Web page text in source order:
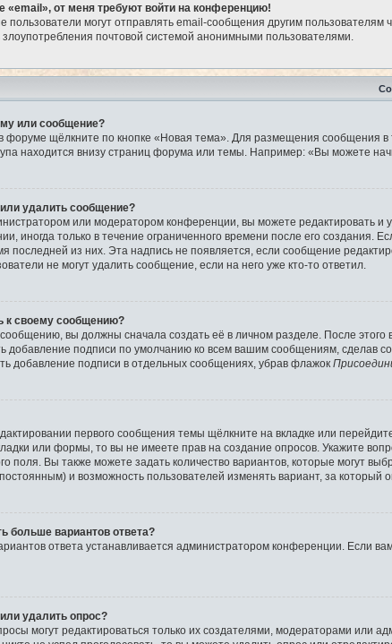
«email», от меня требуют войти на конференцию!
пользователи могут отправлять email-сообщения другим
злоупотребления почтовой системой анонимными пользователями.
или сообщение?
форуме щёлкните по кнопке «Новая тема». Для размещения сообщения
находится внизу страниц форума или темы. Например: «Вы можете
удалить сообщение?
или модератором конференции, вы можете редактировать
иногда только в течение ограниченного времени после его создания.
последней из них. Эта надпись не появляется, если сообщение
не могут удалить сообщение, если на него уже кто-то ответил.
к своему сообщению?
вы должны сначала создать её в личном разделе. После
добавление подписи по умолчанию ко всем вашим сообщениям, сделав
добавление подписи в отдельных сообщениях, убрав флажок
первого сообщения темы щёлкните на вкладке или
или формы, то вы не имеете прав на создание опросов. Укажите
поля. Вы также можете задать количество вариантов, которые могут
и возможность пользователей изменять вариант, за который
больше вариантов ответа?
ответа устанавливается администратором конференции. Если
удалить опрос?
могут редактироваться только их создателями, модераторами или